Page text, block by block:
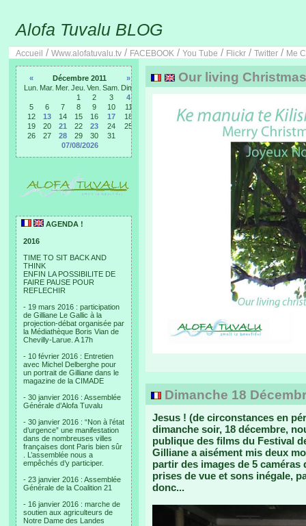
Alofa Tuvalu BLOG
Accueil / Www.alofatuvalu.tv / FACEBOOK / You Tube / Flickr / Twitter / Me
« Décembre 2011
»
Lun. Mar. Mer. Jeu. Ven. Sam. Dim.
1
2 3
4
5
6 7 8 9 10
11
12
13 14 15 16 17
18
19
20 21 22 23 24
25
26
27 28 29 30
31
07/08/2026
AGENDA !
2016
TIME TO SIT BACK AND
THINK
ENFIN LA POSSIBILITE DE
FAIRE PAUSE POUR
REFLECHIR
- 19 mars 2016 : participation
de Gilliane Le Gallic à la
projection-débat organisée par
la Médiathèque Boris Vian de
Chevilly-Larue. A 17h
- 10 février 2016 : Entretien
avec Michel Delberghe pour
un portrait de Gilliane dans le
magazine de la CIMADE
- 30 janvier 2016 : Assemblée
Générale d’Alofa Tuvalu
- 30 janvier 2016 : “Non à l’état
d’urgence” une manifestation
dans de nombreuses villes
françaises dont Paris bien sûr
. L’assemblée nous a
empêchés d’y participer.
- 23 janvier 2016 : Assemblée
Générale de la Coalition 21
- 16 janvier 2016 : marche de
soutien aux agriculteurs de
Notre Dame des Landes
Our living
Dimanche 18
Jesus ! (de circonstances en
dimanche soir, 18 décembre,
publique des films du Festival
Gilliane a aisément mis deux
partir des images de 5
prises de vue et sons inégale,
donc...